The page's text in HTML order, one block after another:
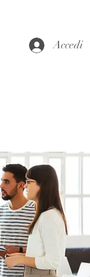
Accedi